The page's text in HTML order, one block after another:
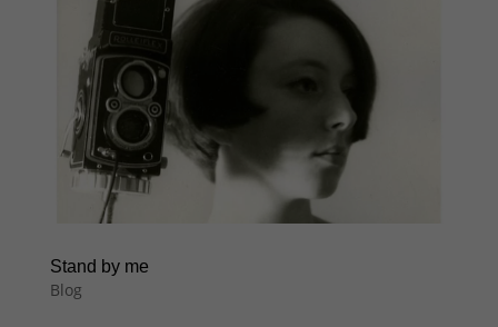
Stand by me
Blog